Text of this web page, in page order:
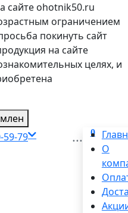
ohotnik50.ru
ограничением
покинуть сайт
на сайте
целях, и
59-79
0
...
О